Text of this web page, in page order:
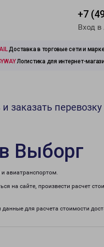
+7
Вход
Доставка в торговые сети и
Логистика для интернет-
заказать перевозку
Выборг
авиатранспортом.
на сайте, произвести расчет
для расчета стоимости